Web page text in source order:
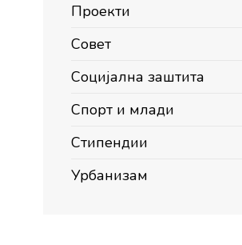
Проекти
Совет
Социјална заштита
Спорт и млади
Стипендии
Урбанизам